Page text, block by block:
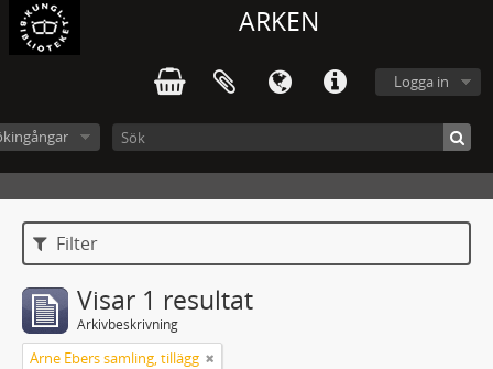
ARKEN
Logga in
Filter
Visar 1 resultat
Arkivbeskrivning
Arne Ebers samling, tillägg